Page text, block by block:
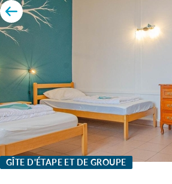
GÎTE D'ÉTAPE ET DE GROUPE